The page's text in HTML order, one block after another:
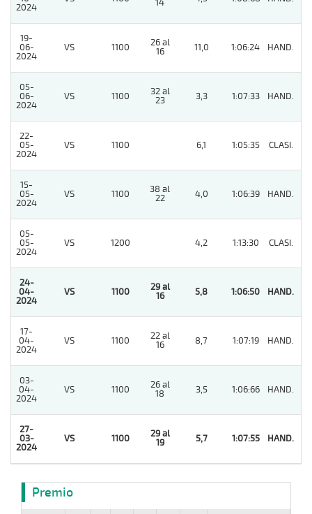
2024
14
19-
06-
2024
VS 1100
26 al
16
11,0 1:06:24 HAND.
05-
06-
2024
VS 1100
32 al
23
3,3 1:07:33 HAND.
22-
05-
2024
VS 1100 6,1 1:05:35 CLASI.
15-
05-
2024
VS 1100
38 al
22
4,0 1:06:39 HAND.
05-
05-
2024
VS 1200 4,2 1:13:30 CLASI.
24-
04-
2024
VS 1100
29 al
16
5,8 1:06:50 HAND.
17-
04-
2024
VS 1100
22 al
16
8,7 1:07:19 HAND.
03-
04-
2024
VS 1100
26 al
18
3,5 1:06:66 HAND.
27-
03-
2024
VS 1100
29 al
19
5,7 1:07:55 HAND.
Premio